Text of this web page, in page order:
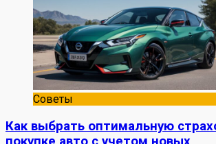
Советы
Как выбрать оптимальную